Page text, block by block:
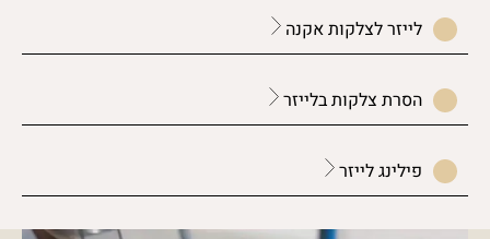
לייזר לצלקות אקנה
הסרת צלקות בלייזר
פילינג לייזר